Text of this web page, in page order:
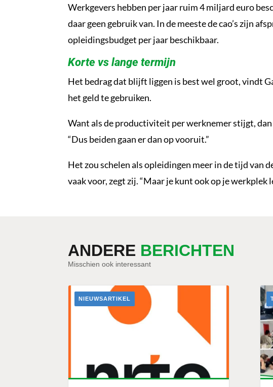
Werkgevers hebben per jaar ruim 4 miljard euro
daar geen gebruik van. In de meeste de cao’s zijn
opleidingsbudget per jaar beschikbaar.
Korte vs lange termijn
Het bedrag dat blijft liggen is best wel groot, vindt
het geld te gebruiken.
Want als de productiviteit per werknemer stijgt,
“Dus beiden gaan er dan op vooruit.”
Het zou schelen als opleidingen meer in de tijd van
vaak voor, zegt zij. “Maar je kunt ook op je werkplek
ANDERE BERICHTEN
Misschien ook interessant
NIEUWSARTIKEL